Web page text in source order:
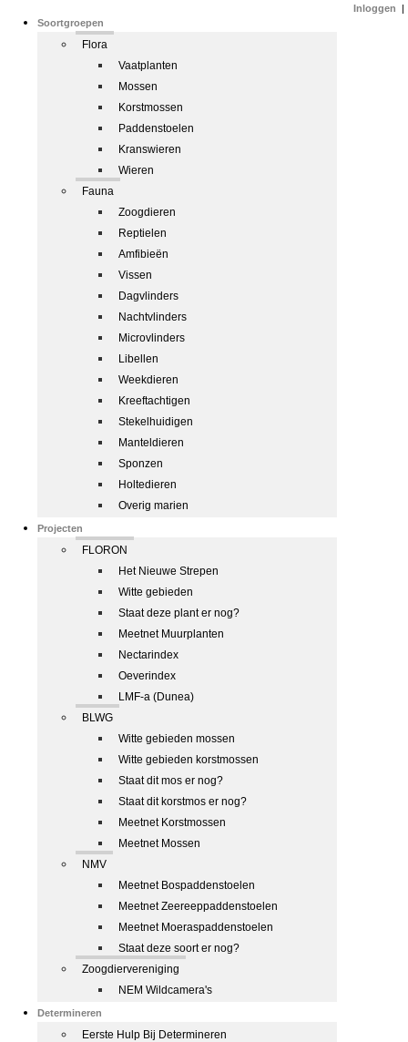
Soortgroepen
Flora
Vaatplanten
Mossen
Korstmossen
Paddenstoelen
Kranswieren
Wieren
Fauna
Zoogdieren
Reptielen
Amfibieën
Vissen
Dagvlinders
Nachtvlinders
Microvlinders
Libellen
Weekdieren
Kreeftachtigen
Stekelhuidigen
Manteldieren
Sponzen
Holtedieren
Overig marien
Projecten
FLORON
Het Nieuwe Strepen
Witte gebieden
Staat deze plant er nog?
Meetnet Muurplanten
Nectarindex
Oeverindex
LMF-a (Dunea)
BLWG
Witte gebieden mossen
Witte gebieden korstmossen
Staat dit mos er nog?
Staat dit korstmos er nog?
Meetnet Korstmossen
Meetnet Mossen
NMV
Meetnet Bospaddenstoelen
Meetnet Zeereeppaddenstoelen
Meetnet Moeraspaddenstoelen
Staat deze soort er nog?
Zoogdiervereniging
NEM Wildcamera's
Determineren
Eerste Hulp Bij Determineren
Inloggen |